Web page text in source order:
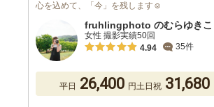
心を込めて、「今」を残します☺︎︎
fruhlingphoto のむらゆきこ
女性 撮影実績50回
4.94
35件
平日 26,400 円土日祝 31,680